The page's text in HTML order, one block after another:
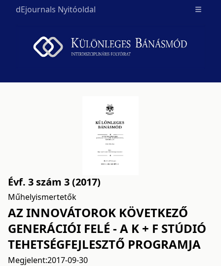
dEjournals Nyitóoldal Open
Évf. 3 szám 3 (2017)
Műhelyismertetők
AZ INNOVÁTOROK KÖVETKEZŐ
GENERÁCIÓI FELÉ - A K + F STÚDIÓ
TEHETSÉGFEJLESZTŐ PROGRAMJA
Megjelent:2017-09-30